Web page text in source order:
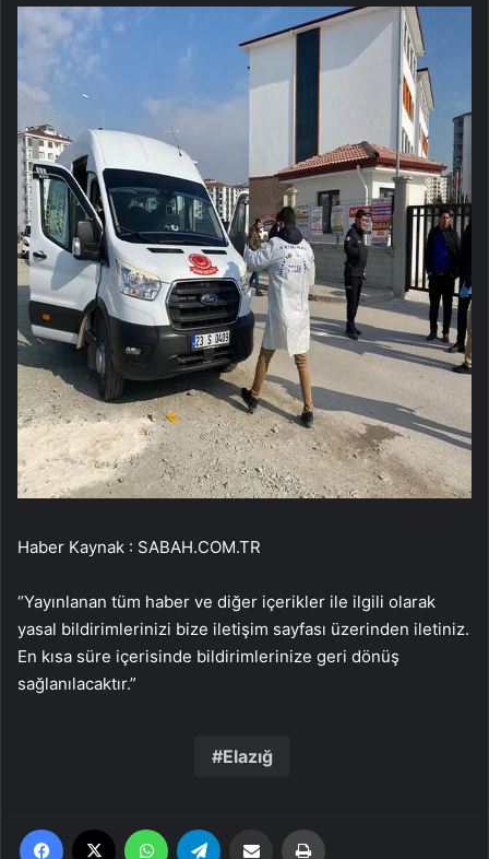
Haber Kaynak : SABAH.COM.TR
“Yayınlanan tüm haber ve diğer içerikler ile ilgili olarak
yasal bildirimlerinizi bize iletişim sayfası üzerinden iletiniz.
En kısa süre içerisinde bildirimlerinize geri dönüş
sağlanılacaktır.”
Elazığ
Facebook WhatsApp Email'den paylaş